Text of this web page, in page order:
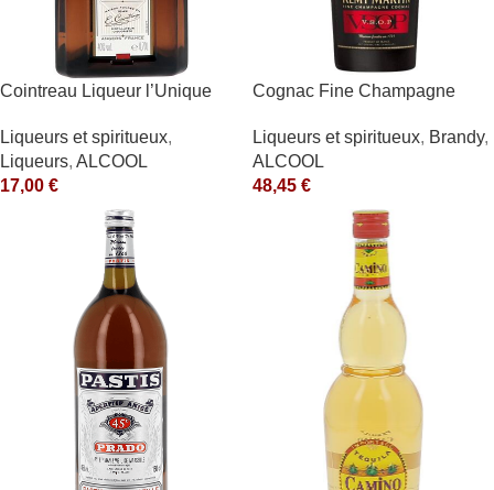
Cointreau Liqueur l’Unique
Liqueurs et spiritueux,
Liqueurs, ALCOOL
17,00 €
Cognac Fine Champagne
Liqueurs et spiritueux, Brandy,
ALCOOL
48,45 €